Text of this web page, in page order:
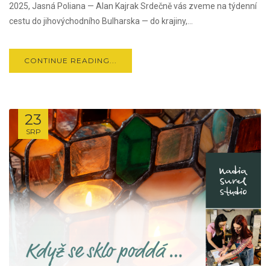
2025, Jasná Poliana — Alan Kajrak Srdečně vás zveme na týdenní
cestu do jihovýchodního Bulharska — do krajiny,...
CONTINUE READING...
23
SRP